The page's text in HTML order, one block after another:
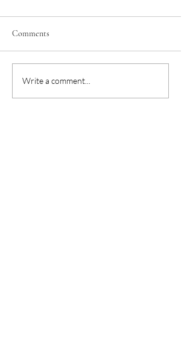
Comments
Write a comment...